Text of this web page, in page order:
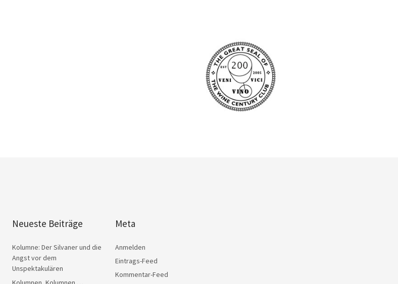
Neueste Beiträge
Kolumne: Der Silvaner und die
Angst vor dem
Unspektakulären
Meta
Anmelden
Eintrags-Feed
Kommentar-Feed